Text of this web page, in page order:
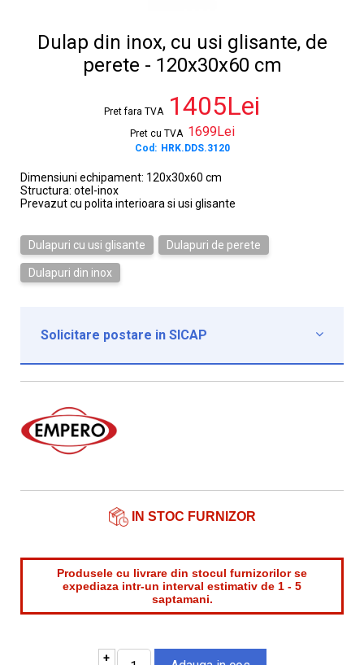
Dulap din inox, cu usi glisante, de
perete - 120x30x60 cm
Pret fara TVA 1405Lei
Pret cu TVA 1699Lei
Cod: HRK.DDS.3120
Dimensiuni echipament: 120x30x60 cm
Structura: otel-inox
Prevazut cu polita interioara si usi glisante
Dulapuri cu usi glisante Dulapuri de perete
Dulapuri din inox
Solicitare postare in SICAP 
Institutie*
Nume contact*
IN STOC FURNIZOR
Produsele cu livrare din stocul furnizorilor se
expediaza intr-un interval estimativ de 1 - 5
saptamani.
+